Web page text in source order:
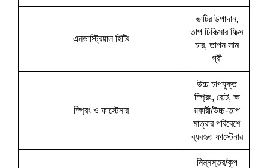
এনডাস্ট্রিয়াল হিটিং
ভাটির উপাদান,
তাপ চিকিত্সার ফিক্স
চার, তাপন সাম
গ্রী
স্প্রিং ও ফাস্টেনার
উচ্চ চাপযুক্ত
স্প্রিং, বোল্ট, ক্ষ
য়কারী/উচ্চ-তাপ
মাত্রার পরিবেশে
ব্যবহৃত ফাস্টেনার
নিম্নস্তর/কূপ